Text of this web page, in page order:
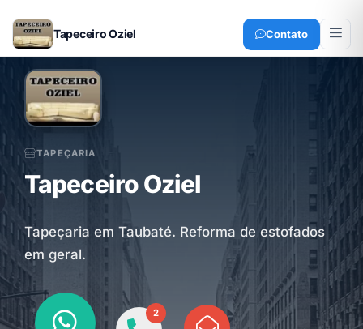
Tapeceiro Oziel Contato
TAPEÇARIA
Tapeceiro Oziel
Tapeçaria em Taubaté. Reforma de estofados
em geral.
2